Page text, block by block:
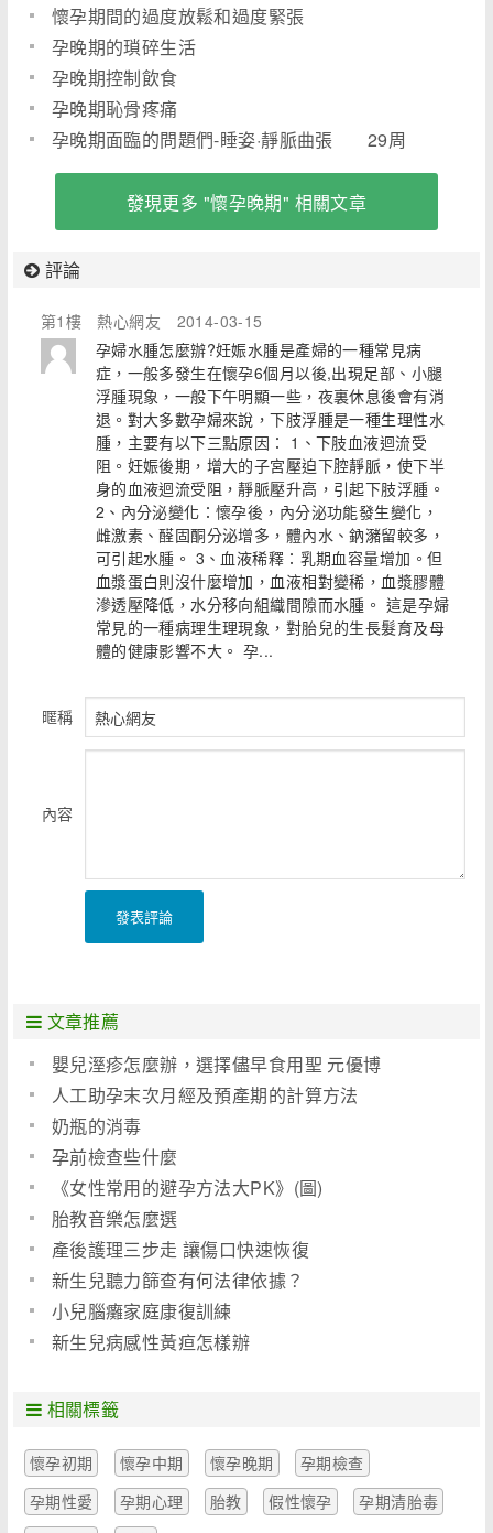
懷孕期間的過度放鬆和過度緊張
孕晚期的瑣碎生活
孕晚期控制飲食
孕晚期恥骨疼痛
孕晚期面臨的問題們-睡姿·靜脈曲張 29周
發現更多 "懷孕晚期" 相關文章
評論
第1樓 熱心網友
2014-03-15
孕婦水腫怎麼辦?妊娠水腫是產婦的一種常見病
症，一般多發生在懷孕6個月以後,出現足部、小腿
浮腫現象，一般下午明顯一些，夜裏休息後會有消
退。對大多數孕婦來說，下肢浮腫是一種生理性水
腫，主要有以下三點原因： 1、下肢血液迴流受
阻。妊娠後期，增大的子宮壓迫下腔靜脈，使下半
身的血液迴流受阻，靜脈壓升高，引起下肢浮腫。
2、內分泌變化：懷孕後，內分泌功能發生變化，
雌激素、醛固酮分泌增多，體內水、鈉瀦留較多，
可引起水腫。 3、血液稀釋：乳期血容量增加。但
血漿蛋白則沒什麼增加，血液相對變稀，血漿膠體
滲透壓降低，水分移向組織間隙而水腫。 這是孕婦
常見的一種病理生理現象，對胎兒的生長髮育及母
體的健康影響不大。 孕...
暱稱
內容
發表評論
文章推薦
嬰兒溼疹怎麼辦，選擇儘早食用聖 元優博
人工助孕末次月經及預產期的計算方法
奶瓶的消毒
孕前檢查些什麼
《女性常用的避孕方法大PK》(圖)
胎教音樂怎麼選
產後護理三步走 讓傷口快速恢復
新生兒聽力篩查有何法律依據？
小兒腦癱家庭康復訓練
新生兒病感性黃疸怎樣辦
相關標籤
懷孕初期 懷孕中期 懷孕晚期
孕期檢查
孕期性愛
孕期心理 胎教 假性懷孕
孕期清胎毒